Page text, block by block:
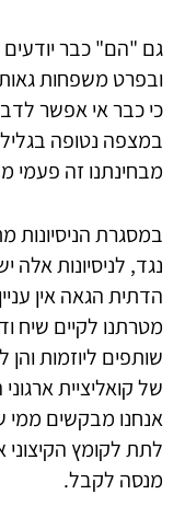
גם "הם" כבר
ובפרט משפחות
כי כבר אי אפשר
במצפה נטופה
מבחינתנו זה
במסגרת הניסיונות
נגד, לניסיונות אלה
הדתית הגאה אין
מטרתנו לקיים שיח
שותפים ליוזמות
של קואליציית
אנחנו מבקשים ממי
לתת לקומץ
מנסה לקבל.